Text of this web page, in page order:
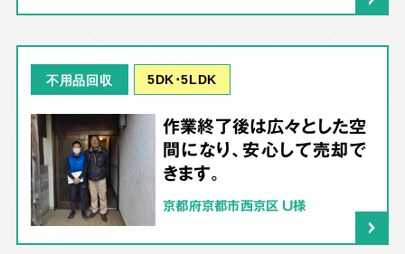
不用品回収 5DK･5LDK
作業終了後は広々とした空
間になり、安心して売却で
きます。
京都府京都市西京区 U様